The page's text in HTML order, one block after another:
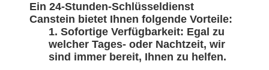
Ein 24-Stunden-Schlüsseldienst
Canstein bietet Ihnen folgende Vorteile:
Sofortige Verfügbarkeit: Egal zu
welcher Tages- oder Nachtzeit, wir
sind immer bereit, Ihnen zu helfen.